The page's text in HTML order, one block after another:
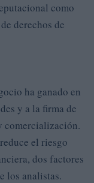
como
derechos de
ha ganado en
y a la firma de
comercialización.
el riesgo
dos factores
los analistas.